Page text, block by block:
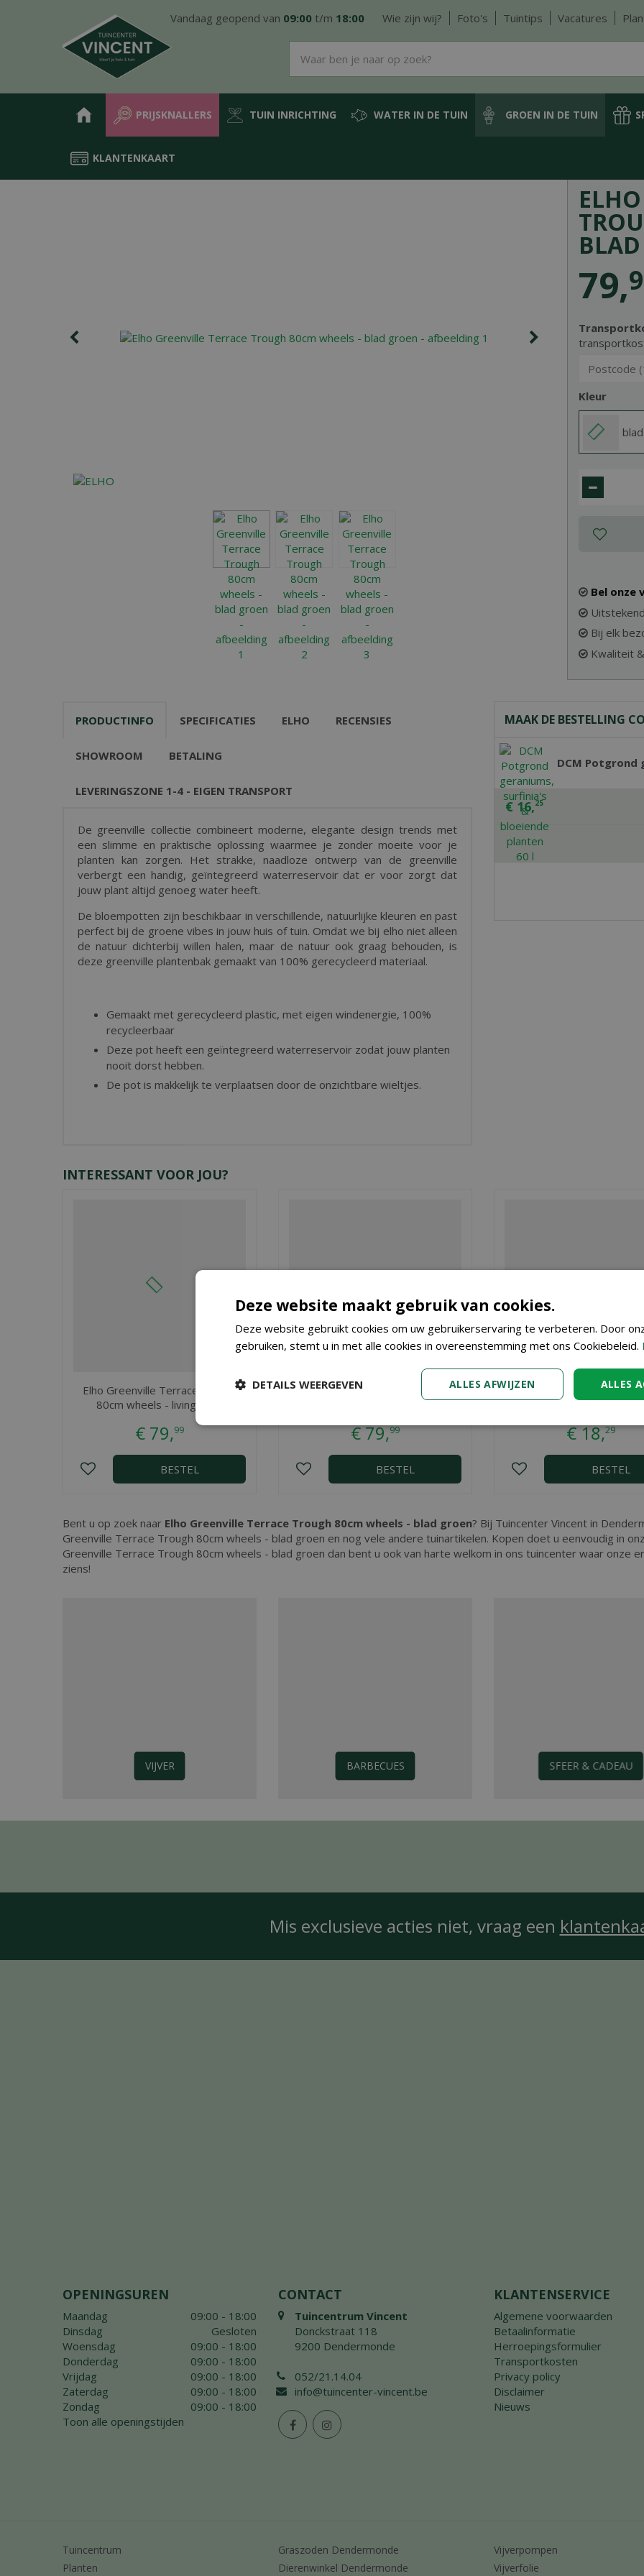
Home Producten Groen in de tuin
Vandaag geopend van 09:00 t/m 18:00 Wie zijn wij? Foto's Tuintips Vacatures
PRIJSKNALLERS TUIN INRICHTING WATER IN DE TUIN GROEN IN DE TUIN
KLANTENKAART
79,
Kleur
Bel onze
Bij elk
Kwaliteit
PRODUCTINFO SPECIFICATIES ELHO RECENSIES
SHOWROOM BETALING
LEVERINGSZONE 1-4 - EIGEN TRANSPORT
De greenville collectie combineert moderne, elegante design trends met
een slimme en praktische oplossing waarmee je zonder moeite voor je
planten kan zorgen. Het strakke, naadloze ontwerp van de greenville
verbergt een handig, geïntegreerd waterreservoir dat er voor zorgt dat
jouw plant altijd genoeg water heeft.
De bloempotten zijn beschikbaar in verschillende, natuurlijke kleuren en past
perfect bij de groene vibes in jouw huis of tuin. Omdat we bij elho niet alleen
de natuur dichterbij willen halen, maar de natuur ook graag behouden, is
deze greenville plantenbak gemaakt van 100% gerecycleerd materiaal.
Gemaakt met gerecycleerd plastic, met eigen windenergie, 100%
recycleerbaar
Deze pot heeft een geïntegreerd waterreservoir zodat jouw planten
nooit dorst hebben.
De pot is makkelijk te verplaatsen door de onzichtbare wieltjes.
MAAK DE BESTELLING
DCM Potgrond
€ 16,25
INTERESSANT VOOR JOU?
Elho Greenville Terrace Trough
80cm wheels - living black
€ 79,99
BESTEL
Elho Greenville Terrace Trough
80cm wheels - living concrete
€79,99
BESTEL
Elho Corsica Vertical
Set/3 - kers
€18,29
BESTEL
Bent u op zoek naar Elho Greenville Terrace Trough 80cm wheels - blad groen? Bij Tuincenter Vincent in
Greenville Terrace Trough 80cm wheels - blad groen en nog vele andere tuinartikelen. Kopen doet u eenvoudig in
Greenville Terrace Trough 80cm wheels - blad groen dan bent u ook van harte welkom in ons tuincenter waar onze
ziens!
VIJVER BARBECUES SFEER & CADEAU
Mis exclusieve acties niet, vraag een
OPENINGSUREN
Maandag
09:00 - 18:00
Dinsdag
Gesloten
Woensdag
09:00 - 18:00
Donderdag
09:00 - 18:00
Vrijdag
09:00 - 18:00
Zaterdag
09:00 - 18:00
Zondag
09:00 - 18:00
Toon alle openingstijden
CONTACT
Tuincentrum Vincent
Donckstraat 118
9200 Dendermonde
052/21.14.04
info@tuincenter-vincent.be
KLANTENSERVICE
Algemene voorwaarden
Betaalinformatie
Herroepingsformulier
Transportkosten
Privacy policy
Disclaimer
Nieuws
Tuincentrum
Planten
Graszoden Dendermonde
Dierenwinkel Dendermonde
Vijverpompen
Vijverfolie
Deze website maakt gebruik van cookies.
Deze website gebruikt cookies om uw gebruikerservaring te verbeteren. Door
gebruiken, stemt u in met alle cookies in overeenstemming met ons Cookiebeleid.
ALLES
ALLES AFWIJZEN
DETAILS WEERGEVEN